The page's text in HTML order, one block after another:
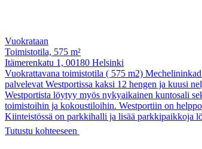
Vuokrataan
Toimistotila, 575 m²
Itämerenkatu 1, 00180 Helsinki
Vuokrattavana toimistotila ( 575 m2)
palvelevat Westportissa kaksi 12 hengen ja kuusi
Westportista löytyy myös nykyaikainen kuntosali
toimistoihin ja kokoustiloihin. Westportiin on
Kiinteistössä on parkkihalli ja lisää parkkipaikkoja
Tutustu kohteeseen